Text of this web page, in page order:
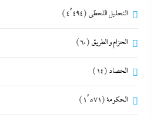
التحليل اللحظي (4٬494)
الحزام و الطريق (60)
الحصاد (14)
الحكومة(1٬571)